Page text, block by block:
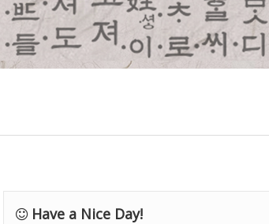
Have a Nice Day!